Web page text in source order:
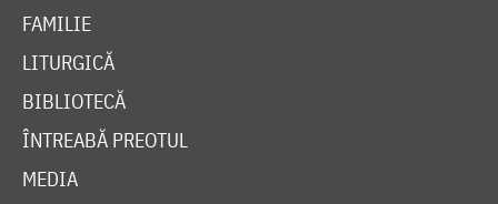
FAMILIE
LITURGICĂ
BIBLIOTECĂ
ÎNTREABĂ PREOTUL
MEDIA